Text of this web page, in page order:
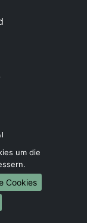
um die
Cookies